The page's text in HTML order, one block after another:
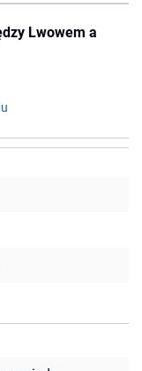
Lwowem a